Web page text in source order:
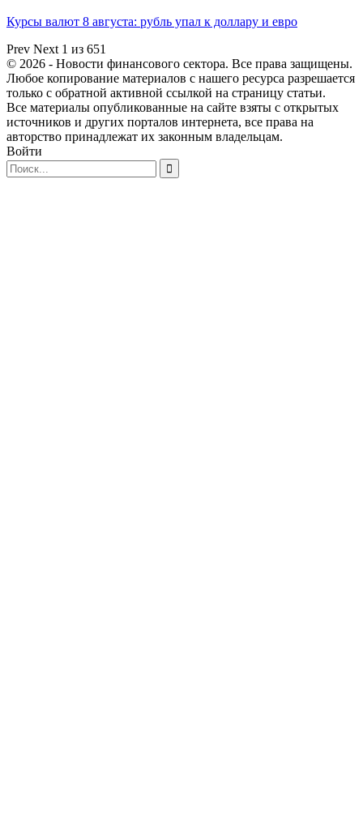
Курсы валют 8 августа: рубль упал к доллару и евро
Prev Next 1 из 651
© 2026 - Новости финансового сектора. Все права защищены.
Любое копирование материалов с нашего ресурса разрешается
только с обратной активной ссылкой на страницу статьи.
Все материалы опубликованные на сайте взяты с открытых
источников и других порталов интернета, все права на
авторство принадлежат их законным владельцам.
Войти